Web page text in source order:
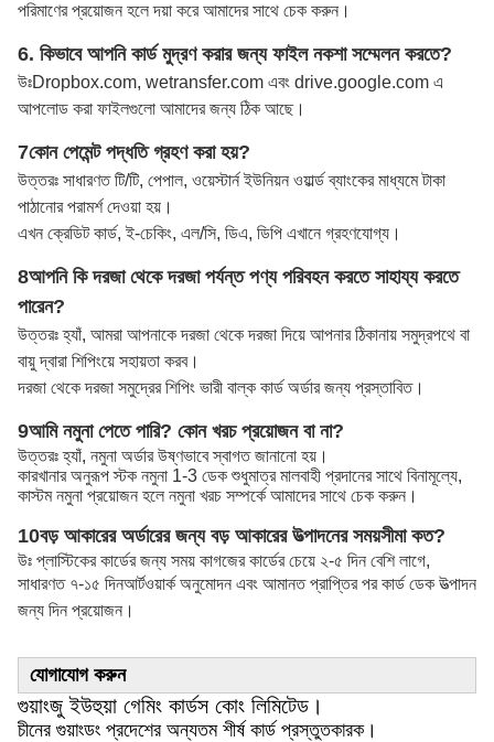
পরিমাণের প্রয়োজন হলে দয়া করে আমাদের সাথে চেক করুন।
6. কিভাবে আপনি কার্ড মুদ্রণ করার জন্য ফাইল নকশা সম্মেলন করতে?
উঃDropbox.com, wetransfer.com এবং drive.google.com এ
আপলোড করা ফাইলগুলো আমাদের জন্য ঠিক আছে।
7কোন পেমেন্ট পদ্ধতি গ্রহণ করা হয়?
উত্তরঃ সাধারণত টি/টি, পেপাল, ওয়েস্টার্ন ইউনিয়ন ওয়ার্ল্ড ব্যাংকের মাধ্যমে টাকা
পাঠানোর পরামর্শ দেওয়া হয়।
এখন ক্রেডিট কার্ড, ই-চেকিং, এল/সি, ডিএ, ডিপি এখানে গ্রহণযোগ্য।
8আপনি কি দরজা থেকে দরজা পর্যন্ত পণ্য পরিবহন করতে সাহায্য করতে
পারেন?
উত্তরঃ হ্যাঁ, আমরা আপনাকে দরজা থেকে দরজা দিয়ে আপনার ঠিকানায় সমুদ্রপথে বা
বায়ু দ্বারা শিপিংয়ে সহায়তা করব।
দরজা থেকে দরজা সমুদ্রের শিপিং ভারী বাল্ক কার্ড অর্ডার জন্য প্রস্তাবিত।
9আমি নমুনা পেতে পারি? কোন খরচ প্রয়োজন বা না?
উত্তরঃ হ্যাঁ, নমুনা অর্ডার উষ্ণভাবে স্বাগত জানানো হয়।
কারখানার অনুরূপ স্টক নমুনা 1-3 ডেক শুধুমাত্র মালবাহী প্রদানের সাথে বিনামূল্যে,
কাস্টম নমুনা প্রয়োজন হলে নমুনা খরচ সম্পর্কে আমাদের সাথে চেক করুন।
10বড় আকারের অর্ডারের জন্য বড় আকারের উত্পাদনের সময়সীমা কত?
উঃ প্লাস্টিকের কার্ডের জন্য সময় কাগজের কার্ডের চেয়ে ২-৫ দিন বেশি লাগে,
সাধারণত ৭-১৫ দিনআর্টওয়ার্ক অনুমোদন এবং আমানত প্রাপ্তির পর কার্ড ডেক উত্পাদন
জন্য দিন প্রয়োজন।
যোগাযোগ করুন
গুয়াংজু ইউহুয়া গেমিং কার্ডস কোং লিমিটেড।
চীনের গুয়াংডং প্রদেশের অন্যতম শীর্ষ কার্ড প্রস্তুতকারক।